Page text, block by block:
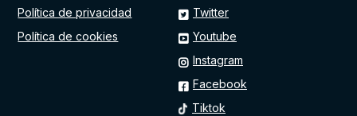
Twitter
Youtube
Instagram
Facebook
Tiktok
Política de privacidad
Política de cookies